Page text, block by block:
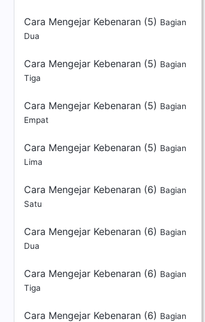
Cara Mengejar Kebenaran (5) Bagian
Dua
Cara Mengejar Kebenaran (5) Bagian
Tiga
Cara Mengejar Kebenaran (5) Bagian
Empat
Cara Mengejar Kebenaran (5) Bagian
Lima
Cara Mengejar Kebenaran (6) Bagian
Satu
Cara Mengejar Kebenaran (6) Bagian
Dua
Cara Mengejar Kebenaran (6) Bagian
Tiga
Cara Mengejar Kebenaran (6) Bagian